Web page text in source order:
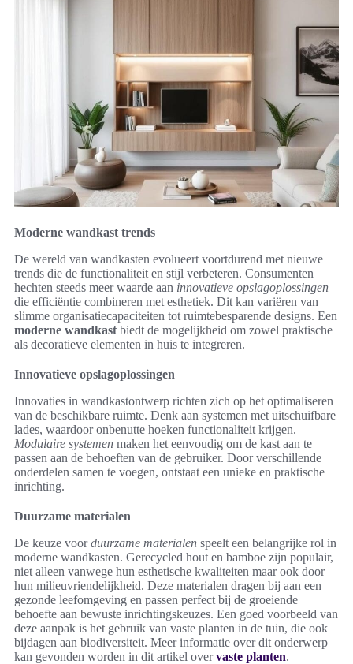
Moderne wandkast trends
De wereld van wandkasten evolueert voortdurend met nieuwe
trends die de functionaliteit en stijl verbeteren. Consumenten
hechten steeds meer waarde aan innovatieve opslagoplossingen
die efficiëntie combineren met esthetiek. Dit kan variëren van
slimme organisatiecapaciteiten tot ruimtebesparende designs. Een
moderne wandkast biedt de mogelijkheid om zowel praktische
als decoratieve elementen in huis te integreren.
Innovatieve opslagoplossingen
Innovaties in wandkastontwerp richten zich op het optimaliseren
van de beschikbare ruimte. Denk aan systemen met uitschuifbare
lades, waardoor onbenutte hoeken functionaliteit krijgen.
Modulaire systemen maken het eenvoudig om de kast aan te
passen aan de behoeften van de gebruiker. Door verschillende
onderdelen samen te voegen, ontstaat een unieke en praktische
inrichting.
Duurzame materialen
De keuze voorduurzame materialen speelt een belangrijke rol in
moderne wandkasten. Gerecycled hout en bamboe zijn populair,
niet alleen vanwege hun esthetische kwaliteiten maar ook door
hun milieuvriendelijkheid. Deze materialen dragen bij aan een
gezonde leefomgeving en passen perfect bij de groeiende
behoefte aan bewuste inrichtingskeuzes. Een goed voorbeeld van
deze aanpak is het gebruik van vaste planten in de tuin, die ook
bijdagen aan biodiversiteit. Meer informatie over dit onderwerp
kan gevonden worden in dit artikel overvaste planten.